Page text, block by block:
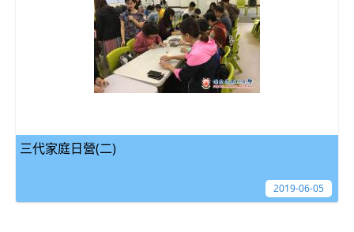
三代家庭日營(二)
2019-06-05